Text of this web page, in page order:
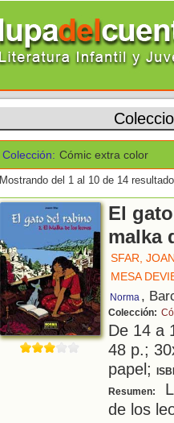
Colección: Cómic extra color
Mostrando del 1 al 10 de 14
El
malka
SFAR,
MESA
Norma ,
Colección:
De 14 a
48 p.;
papel;
Resumen:
de los